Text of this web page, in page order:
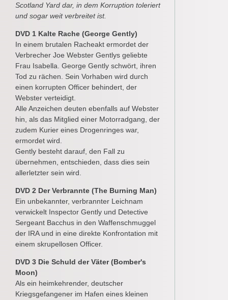
Scotland Yard dar, in dem Korruption toleriert
und sogar weit verbreitet ist.
DVD 1 Kalte Rache (George Gently)
In einem brutalen Racheakt ermordet der
Verbrecher Joe Webster Gentlys geliebte
Frau Isabella. George Gently schwört, ihren
Tod zu rächen. Sein Vorhaben wird durch
einen korrupten Officer behindert, der
Webster verteidigt.
Alle Anzeichen deuten ebenfalls auf Webster
hin, als das Mitglied einer Motorradgang, der
zudem Kurier eines Drogenringes war,
ermordet wird.
Gently besteht darauf, den Fall zu
übernehmen, entschieden, dass dies sein
allerletzter sein wird.
DVD 2 Der Verbrannte (The Burning Man)
Ein unbekannter, verbrannter Leichnam
verwickelt Inspector Gently und Detective
Sergeant Bacchus in den Waffenschmuggel
der IRA und in eine direkte Konfrontation mit
einem skrupellosen Officer.
DVD 3 Die Schuld der Väter (Bomber's
Moon)
Als ein heimkehrender, deutscher
Kriegsgefangener im Hafen eines kleinen